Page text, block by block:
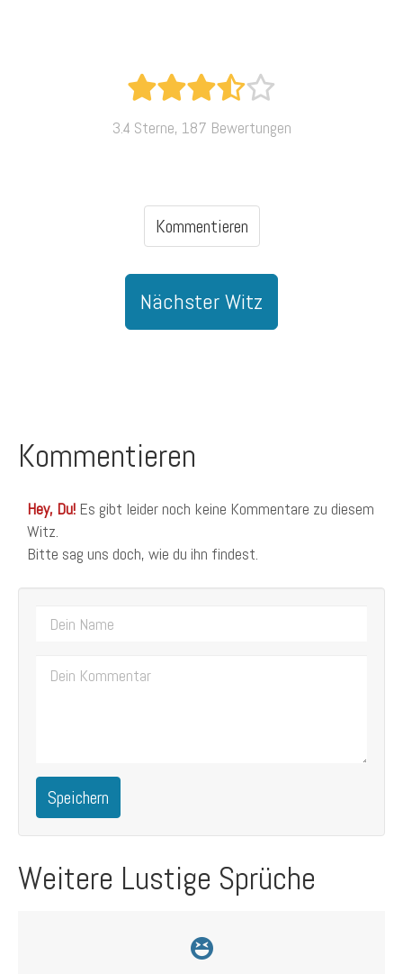
3.4 Sterne, 187 Bewertungen
Kommentieren
Nächster Witz
Kommentieren
Hey, Du! Es gibt leider noch keine Kommentare zu diesem
Witz.
Bitte sag uns doch, wie du ihn findest.
Speichern
Weitere Lustige Sprüche